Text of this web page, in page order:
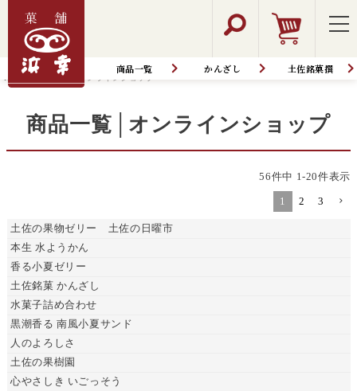
商品一覧 かんざし 土佐銘菓撰
商品一覧│オンラインショップ
商品一覧│オンラインショップ
56件中 1-20件表示
1 2 3
土佐の果物ゼリー 土佐の日曜市
本生 水ようかん
香る小夏ゼリー
土佐銘菓 かんざし
水菓子詰め合わせ
黒潮香る 南風小夏サンド
人のよろしさ
土佐の果樹園
心やさしき いごっそう